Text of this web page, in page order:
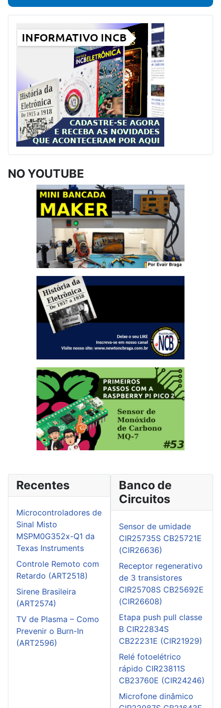
NO YOUTUBE
Recentes
Microcontroladores de
Sinal Misto
MSPM0G352x-Q1 da
Texas Instruments
Controle Remoto com
Retardo (ART2518)
Sirene Brasileira
(ART2574)
TV de Plasma – Como
Prevenir o Burn-In
(ART2596)
Banco de
Circuitos
Sensor de umidade
CIR25735S CB25721E
(CIR26636)
Receptor regenerativo
de 3 transistores
CIR25708S CB25692E
(CIR26608)
Etapa push pull classe
B CIR22834S
CB22231E (CIR21929)
Relé fotoelétrico
rápido CIR23811S
CB23760E (CIR24246)
Microfone dinâmico